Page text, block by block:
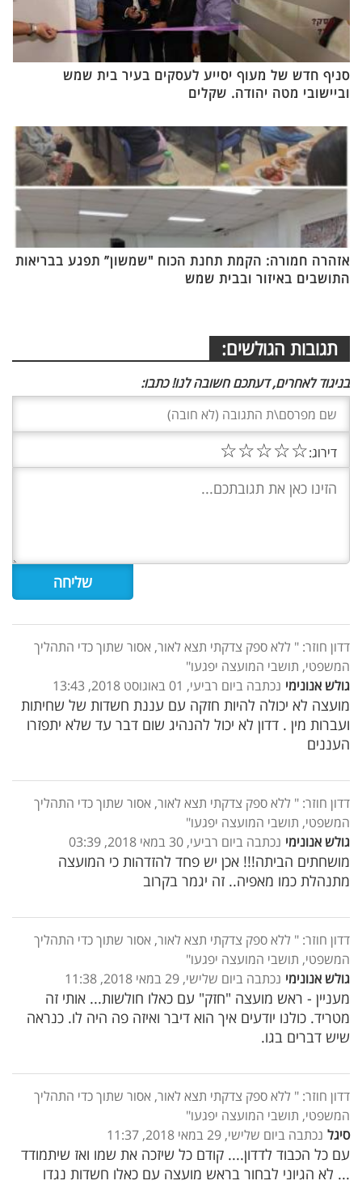
סניף חדש של מעוף יסייע לעסקים בעיר בית שמש
וביישובי מטה יהודה. שקלים
אזהרה חמורה: הקמת תחנת הכוח "שמשון” תפגע בבריאות
התושבים באיזור ובבית שמש
תגובות הגולשים:
בניגוד לאחרים, דעתכם חשובה לנו! כתבו:
דירוג:☆
☆
☆
☆
☆
דדון חוזר: " ללא ספק צדקתי תצא לאור, אסור שתוך כדי התהליך
המשפטי, תושבי המועצה יפגעו"
גולש אנונימי נכתבה ביום רביעי, 01 באוגוסט 2018, 13:43
מועצה לא יכולה להיות חזקה עם עננת חשדות של שחיתות
ועברות מין . דדון לא יכול להנהיג שום דבר עד שלא יתפזרו
העננים
דדון חוזר: " ללא ספק צדקתי תצא לאור, אסור שתוך כדי התהליך
המשפטי, תושבי המועצה יפגעו"
גולש אנונימי נכתבה ביום רביעי, 30 במאי 2018, 03:39
מושחתים הביתה!!! אכן יש פחד להזדהות כי המועצה
מתנהלת כמו מאפיה.. זה יגמר בקרוב
דדון חוזר: " ללא ספק צדקתי תצא לאור, אסור שתוך כדי התהליך
המשפטי, תושבי המועצה יפגעו"
גולש אנונימי נכתבה ביום שלישי, 29 במאי 2018, 11:38
מעניין - ראש מועצה "חזק" עם כאלו חולשות... אותי זה
מטריד. כולנו יודעים איך הוא דיבר ואיזה פה היה לו. כנראה
שיש דברים בגו.
דדון חוזר: " ללא ספק צדקתי תצא לאור, אסור שתוך כדי התהליך
המשפטי, תושבי המועצה יפגעו"
סיגל נכתבה ביום שלישי, 29 במאי 2018, 11:37
עם כל הכבוד לדדון.... קודם כל שיזכה את שמו ואז שיתמודד
... לא הגיוני לבחור בראש מועצה עם כאלו חשדות נגדו